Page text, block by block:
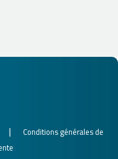
|
Conditions générales de